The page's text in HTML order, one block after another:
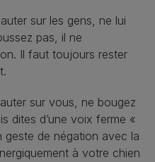
sur les gens, ne lui
pas, il ne
Il faut toujours rester
sur vous, ne bougez
dites d’une voix ferme «
de négation avec la
à votre chien